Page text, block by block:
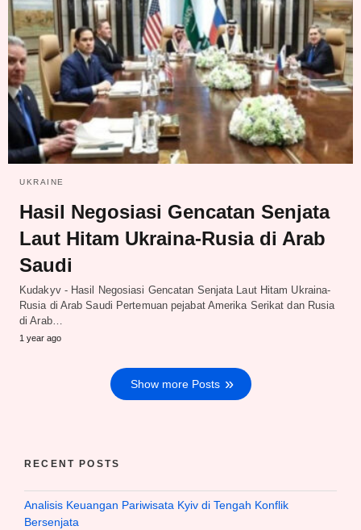
UKRAINE
Hasil Negosiasi Gencatan Senjata
Laut Hitam Ukraina-Rusia di Arab
Saudi
Kudakyv - Hasil Negosiasi Gencatan Senjata Laut Hitam Ukraina-
Rusia di Arab Saudi Pertemuan pejabat Amerika Serikat dan Rusia
di Arab…
1 year ago
Show more Posts
RECENT POSTS
Analisis Keuangan Pariwisata Kyiv di Tengah Konflik
Bersenjata